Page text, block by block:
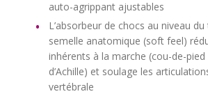
auto-agrippant ajustables
L’absorbeur de chocs au niveau
semelle anatomique (soft feel)
inhérents à la marche (cou-de-
d’Achille) et soulage les
vertébrale